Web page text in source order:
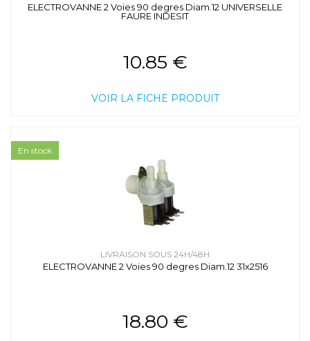
ELECTROVANNE 2 Voies 90 degres Diam.12 UNIVERSELLE
FAURE INDESIT
10.85 €
VOIR LA FICHE PRODUIT
LIVRAISON SOUS 24H/48H
ELECTROVANNE 2 Voies 90 degres Diam.12 31x2516
18.80 €
En stock